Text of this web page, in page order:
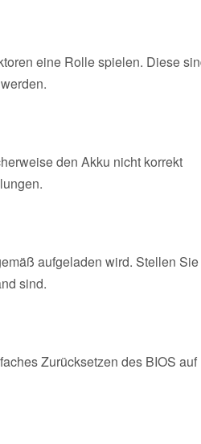
eine Rolle spielen. Diese
den Akku nicht korrekt
aufgeladen wird. Stellen Sie
sind.
Zurücksetzen des BIOS auf